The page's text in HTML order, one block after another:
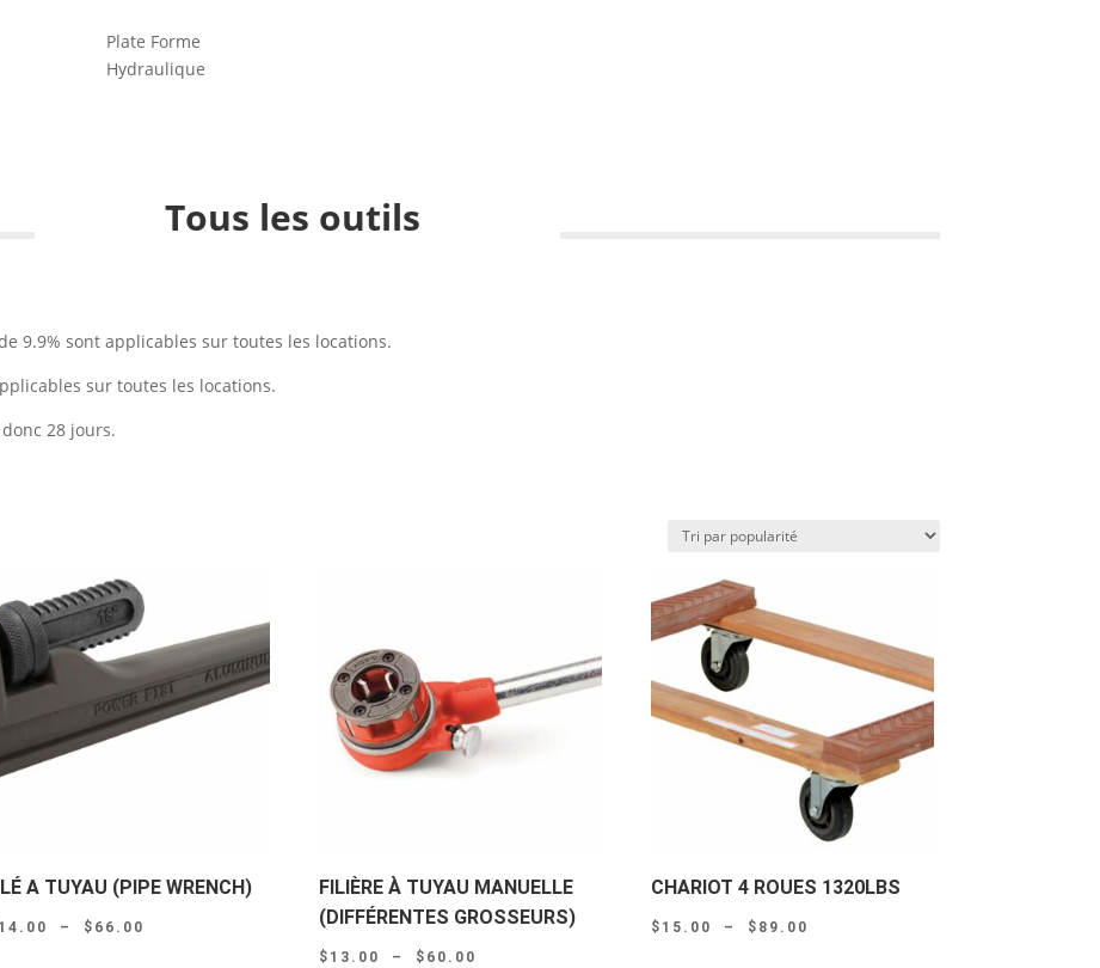
Plate Forme
Hydraulique
Tous les outils
9.9% sont applicables sur toutes les locations.
sur toutes les locations.
28 jours.
A TUYAU (PIPE WRENCH)
14.00 – $ 66.00
FILIÈRE À TUYAU MANUELLE
(DIFFÉRENTES GROSSEURS)
$ 13.00 – $ 60.00
CHARIOT 4 ROUES 1320LBS
$ 15.00 – $ 89.00